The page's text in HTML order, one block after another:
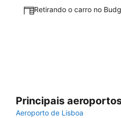
Retirando o carro no
Principais
Aeroporto de Lisboa